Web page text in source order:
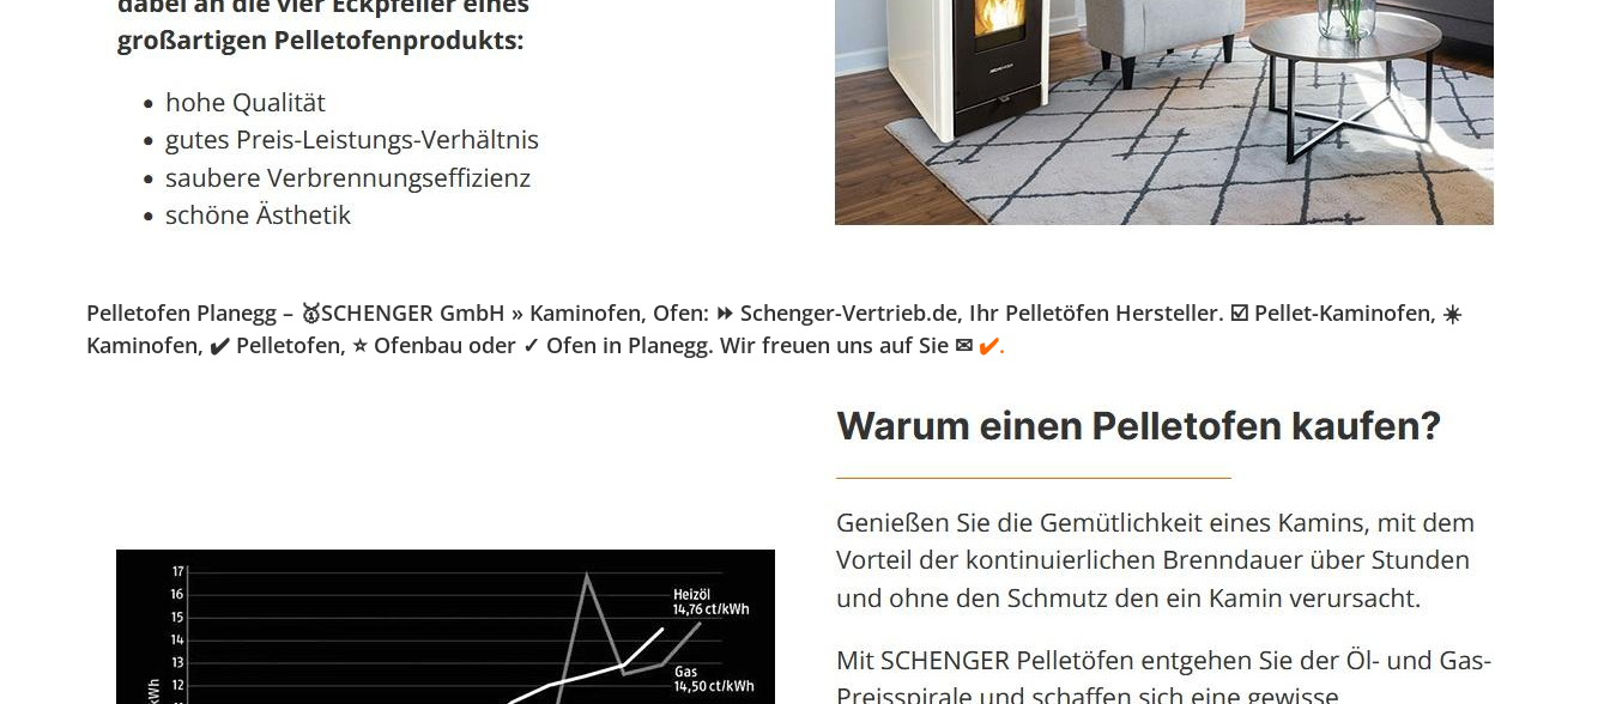
Pelletofen Planegg – 🥇SCHENGER GmbH » Kaminofen, Ofen: ⏩ Schenger-Vertrieb.de, Ihr Pelletöfen Hersteller. ☑️ Pellet-Kaminofen, ☀️
Kaminofen, ✔️ Pelletofen, ⭐ Ofenbau oder ✓ Ofen in Planegg. Wir freuen uns auf Sie ✉ ✔️.